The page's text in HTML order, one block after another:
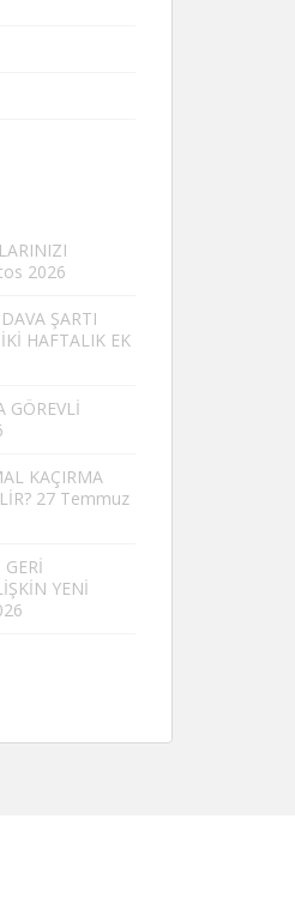
2026
ŞARTI
HAFTALIK EK
GÖREVLİ
KAÇIRMA
27 Temmuz
YENİ